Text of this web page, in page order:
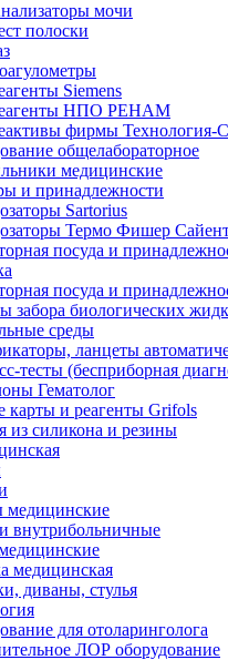
мочи
полоски
Siemens
НПО РЕНАМ
фирмы Технология-
общелабораторное
медицинские
и принадлежности
Sartorius
Термо Фишер
посуда и
посуда и
забора биологических
среды
ланцеты
тесты (бесприборная
Гематолог
карты и реагенты Grifols
из силикона и резины
внутрибольничные
медицинская
диваны, стулья
для отоларинголога
ЛОР оборудование